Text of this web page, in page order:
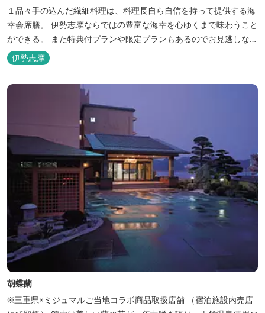
１品々手の込んだ繊細料理は、料理長自ら自信を持って提供する海
幸会席膳。 伊勢志摩ならではの豊富な海幸を心ゆくまで味わうこと
ができる。 また特典付プランや限定プランもあるのでお見逃しな
く。
伊勢志摩
胡蝶蘭
※三重県×ミジュマルご当地コラボ商品取扱店舗 （宿泊施設内売店